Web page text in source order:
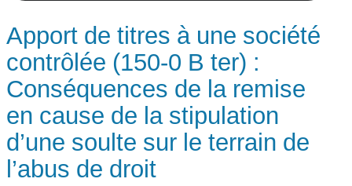
Apport de titres à une société
contrôlée (150-0 B ter) :
Conséquences de la remise
en cause de la stipulation
d’une soulte sur le terrain de
l’abus de droit